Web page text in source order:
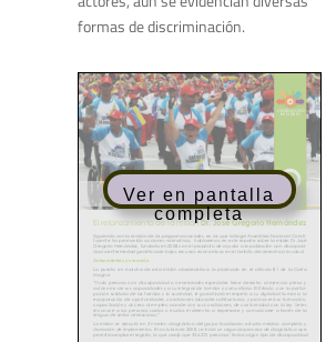
formas de discriminación.
Ver en pantalla
completa